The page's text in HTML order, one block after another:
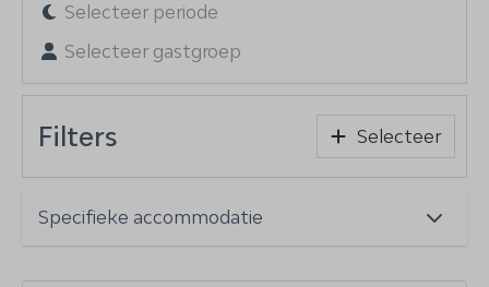
Selecteer periode
Selecteer gastgroep
Filters Selecteer